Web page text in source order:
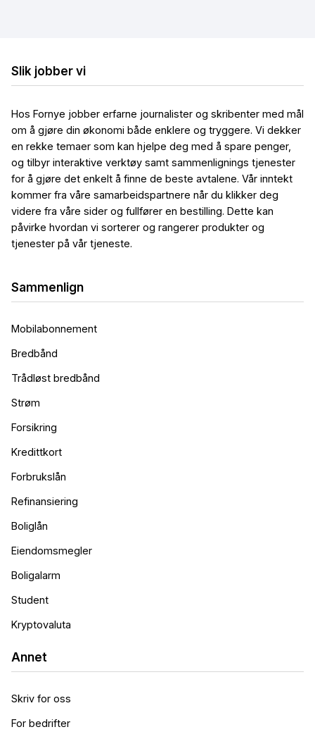
Slik jobber vi
Hos Fornye jobber erfarne journalister og skribenter med mål
om å gjøre din økonomi både enklere og tryggere. Vi dekker
en rekke temaer som kan hjelpe deg med å spare penger,
og tilbyr interaktive verktøy samt sammenlignings tjenester
for å gjøre det enkelt å finne de beste avtalene. Vår inntekt
kommer fra våre samarbeidspartnere når du klikker deg
videre fra våre sider og fullfører en bestilling. Dette kan
påvirke hvordan vi sorterer og rangerer produkter og
tjenester på vår tjeneste.
Sammenlign
Mobilabonnement
Bredbånd
Trådløst bredbånd
Strøm
Forsikring
Kredittkort
Forbrukslån
Refinansiering
Boliglån
Eiendomsmegler
Boligalarm
Student
Kryptovaluta
Annet
Skriv for oss
For bedrifter